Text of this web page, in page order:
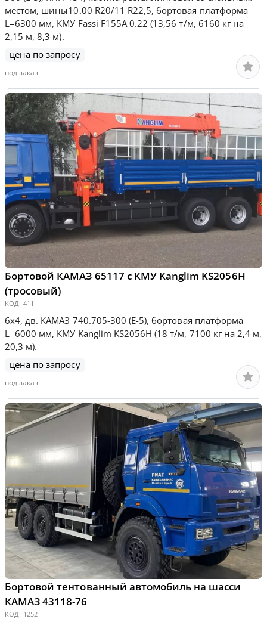
местом, шины10.00 R20/11 R22,5, бортовая платформа
L=6300 мм, КМУ Fassi F155A 0.22 (13,56 т/м, 6160 кг на
2,15 м, 8,3 м).
цена по запросу
под заказ
Бортовой КАМАЗ 65117 с КМУ Kanglim KS2056H
(тросовый)
КОД: 411
6х4, дв. КАМАЗ 740.705-300 (Е-5), бортовая платформа
L=6000 мм, КМУ Kanglim KS2056H (18 т/м, 7100 кг на 2,4 м,
20,3 м).
цена по запросу
под заказ
Бортовой тентованный автомобиль на шасси
КАМАЗ 43118-76
КОД: 1252